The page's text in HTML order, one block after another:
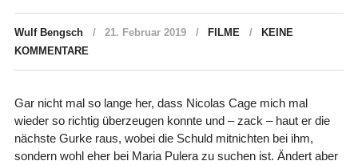
Wulf Bengsch 21. Februar 2019 FILME
KEINE
KOMMENTARE
Gar nicht mal so lange her, dass Nicolas Cage mich mal
wieder so richtig überzeugen konnte und – zack – haut er die
nächste Gurke raus, wobei die Schuld mitnichten bei ihm,
sondern wohl eher bei Maria Pulera zu suchen ist. Ändert aber